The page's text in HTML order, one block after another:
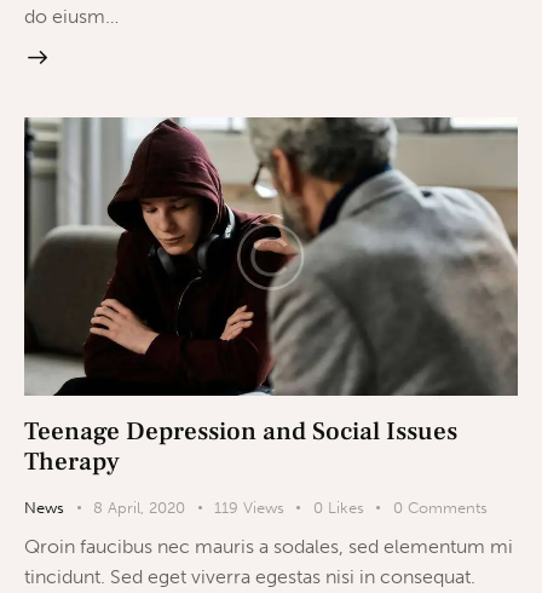
do eiusm…
Teenage Depression and Social Issues
Therapy
News 8 April, 2020 119 Views 0 Likes 0 Comments
Qroin faucibus nec mauris a sodales, sed elementum mi
tincidunt. Sed eget viverra egestas nisi in consequat.